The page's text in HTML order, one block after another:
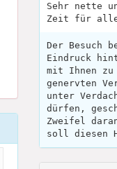
Sehr nette
Zeit für alle
Der Besuch
Eindruck
mit Ihnen
genervten
unter
dürfen,
Zweifel
soll diesen